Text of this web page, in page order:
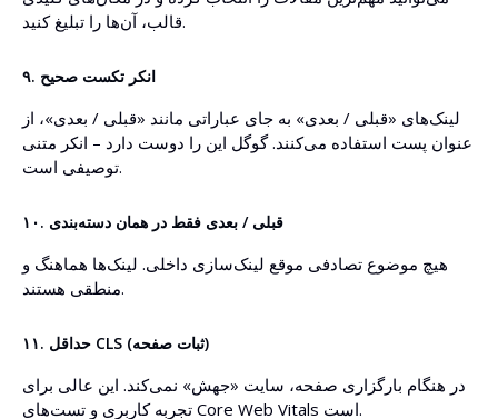
قالب، آن‌ها را تبلیغ کنید.
۹. انکر تکست صحیح
لینک‌های «قبلی / بعدی» به جای عباراتی مانند «قبلی / بعدی»، از
عنوان پست استفاده می‌کنند. گوگل این را دوست دارد – انکر متنی
توصیفی است.
۱۰. قبلی / بعدی فقط در همان دسته‌بندی
هیچ موضوع تصادفی موقع لینک‌سازی داخلی. لینک‌ها هماهنگ و
منطقی هستند.
۱۱. حداقل CLS (ثبات صفحه)
در هنگام بارگزاری صفحه، سایت «جهش» نمی‌کند. این عالی برای
تجربه کاربری و تست‌های Core Web Vitals است.